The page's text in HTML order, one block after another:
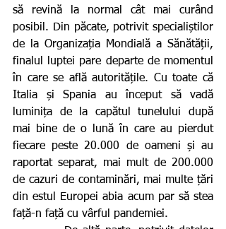
să revină la normal cât mai curând
posibil. Din păcate, potrivit specialiștilor
de la Organizația Mondială a Sănătății,
finalul luptei pare departe de momentul
în care se află autoritățile. Cu toate că
Italia și Spania au început să vadă
luminița de la capătul tunelului după
mai bine de o lună în care au pierdut
fiecare peste 20.000 de oameni și au
raportat separat, mai mult de 200.000
de cazuri de contaminări, mai multe țări
din estul Europei abia acum par să stea
față-n față cu vârful pandemiei.